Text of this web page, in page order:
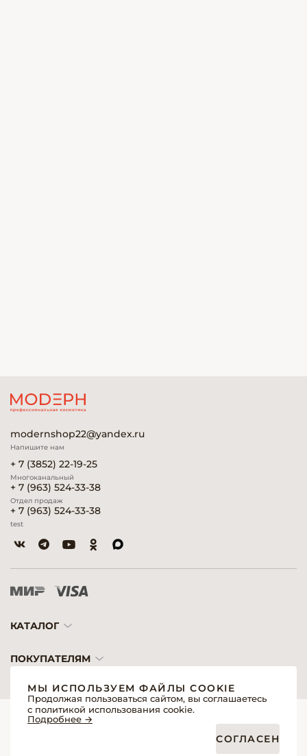
modernshop22@yandex.ru
Напишите нам
+ 7 (3852) 22-19-25
Многоканальный
+ 7 (963) 524-33-38
Отдел продаж
+ 7 (963) 524-33-38
test
КАТАЛОГ
ПОКУПАТЕЛЯМ
© 2026 «Модерн»— Косметика и оборудование для профессионалов
Создание сайтов
МЫ ИСПОЛЬЗУЕМ ФАЙЛЫ COOKIE
Продолжая пользоваться сайтом, вы соглашаетесь
с политикой использования cookie.
Подробнее →
СОГЛАСЕН